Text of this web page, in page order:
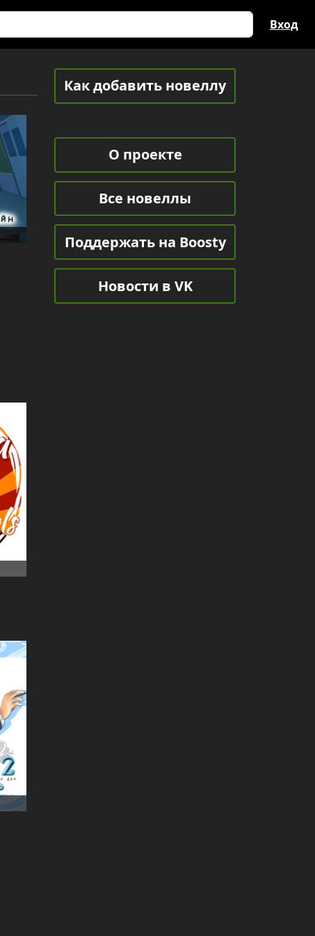
Вход
Как добавить новеллу
О проекте
Все новеллы
Поддержать на Boosty
Новости в VK